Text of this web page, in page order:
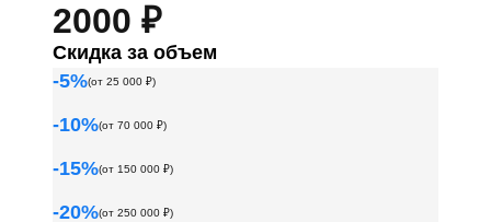
2000 ₽
Скидка за объем
-5%(от 25 000 ₽)
-10%(от 70 000 ₽)
-15%(от 150 000 ₽)
-20%(от 250 000 ₽)